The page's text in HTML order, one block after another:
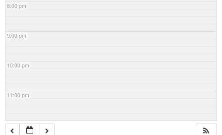
8:00 pm
9:00 pm
10:00 pm
11:00 pm